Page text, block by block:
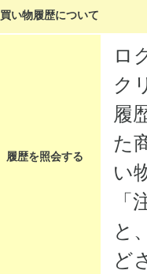
買い物履歴について
履歴を照会する
ロ
ク
履
た
い
と
ど